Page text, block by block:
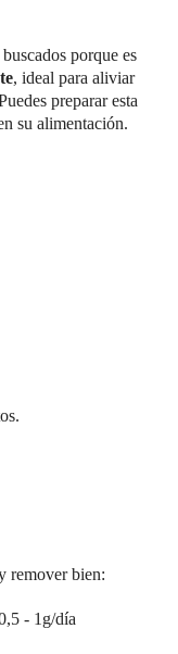
porque es
, ideal para aliviar
preparar esta
su alimentación.
remover bien:
- 1g/día